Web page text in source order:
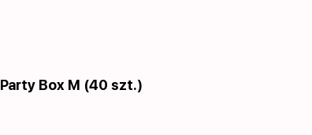
Party Box M (40 szt.)